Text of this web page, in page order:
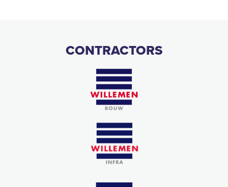
CONTRACTORS